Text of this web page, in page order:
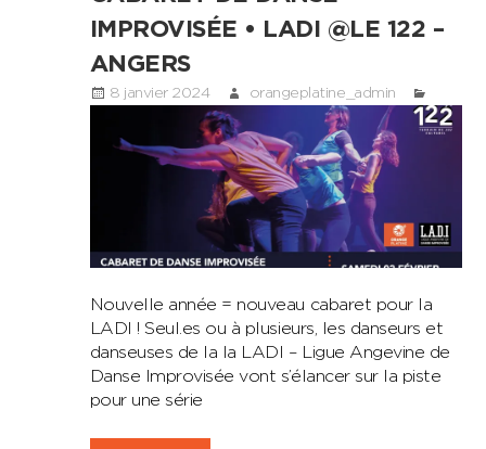
IMPROVISÉE • LADI @LE 122 –
ANGERS
8 janvier 2024 orangeplatine_admin
Nouvelle année = nouveau cabaret pour la
LADI ! Seul.es ou à plusieurs, les danseurs et
danseuses de la la LADI – Ligue Angevine de
Danse Improvisée vont s’élancer sur la piste
pour une série